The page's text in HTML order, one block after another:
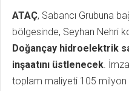
ATAÇ, Sabancı Grubuna
bölgesinde, Seyhan Nehri
Doğançay hidroelektrik
inşaatını üstlenecek.
toplam maliyeti 105 milyon